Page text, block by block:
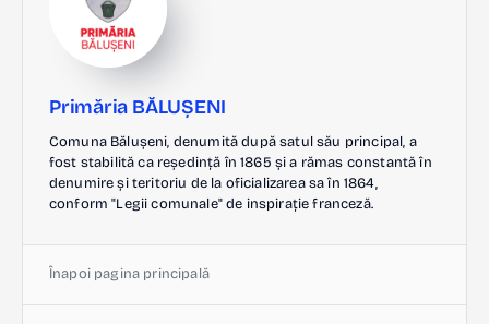
Primăria BĂLUȘENI
Comuna Bălușeni, denumită după satul său principal, a
fost stabilită ca reședință în 1865 și a rămas constantă în
denumire și teritoriu de la oficializarea sa în 1864,
conform "Legii comunale" de inspirație franceză.
Înapoi pagina principală